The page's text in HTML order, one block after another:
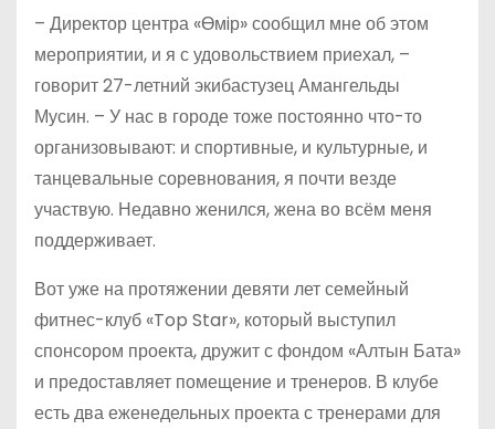
– Директор центра «Өмiр» сообщил мне об этом
мероприятии, и я с удовольствием приехал, –
говорит 27-летний экибастузец Амангельды
Мусин. – У нас в городе тоже постоянно что-то
организовывают: и спортивные, и культурные, и
танцевальные соревнования, я почти везде
участвую. Недавно женился, жена во всём меня
поддерживает.
Вот уже на протяжении девяти лет семейный
фитнес-клуб «Top Star», который выступил
спонсором проекта, дружит с фондом «Алтын Бата»
и предоставляет помещение и тренеров. В клубе
есть два еженедельных проекта с тренерами для